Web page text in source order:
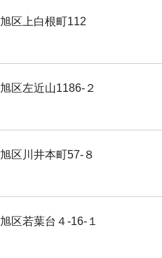
旭区上白根町112
旭区左近山1186‐２
旭区川井本町57-８
旭区若葉台４‐16‐１